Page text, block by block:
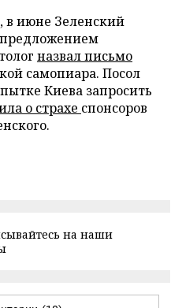
в июне Зеленский
назвал письмо
самопиара. Посол
Киева запросить
о страхе спонсоров
на наши